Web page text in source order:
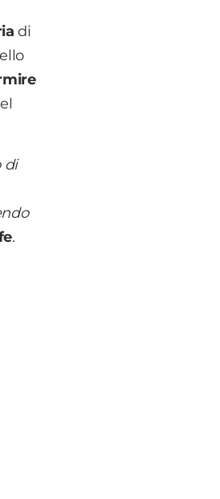
di
di
.